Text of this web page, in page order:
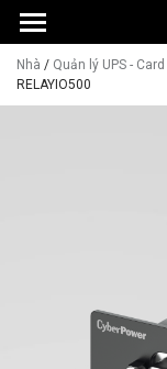
Nhà / Quản lý UPS -
RELAYIO500